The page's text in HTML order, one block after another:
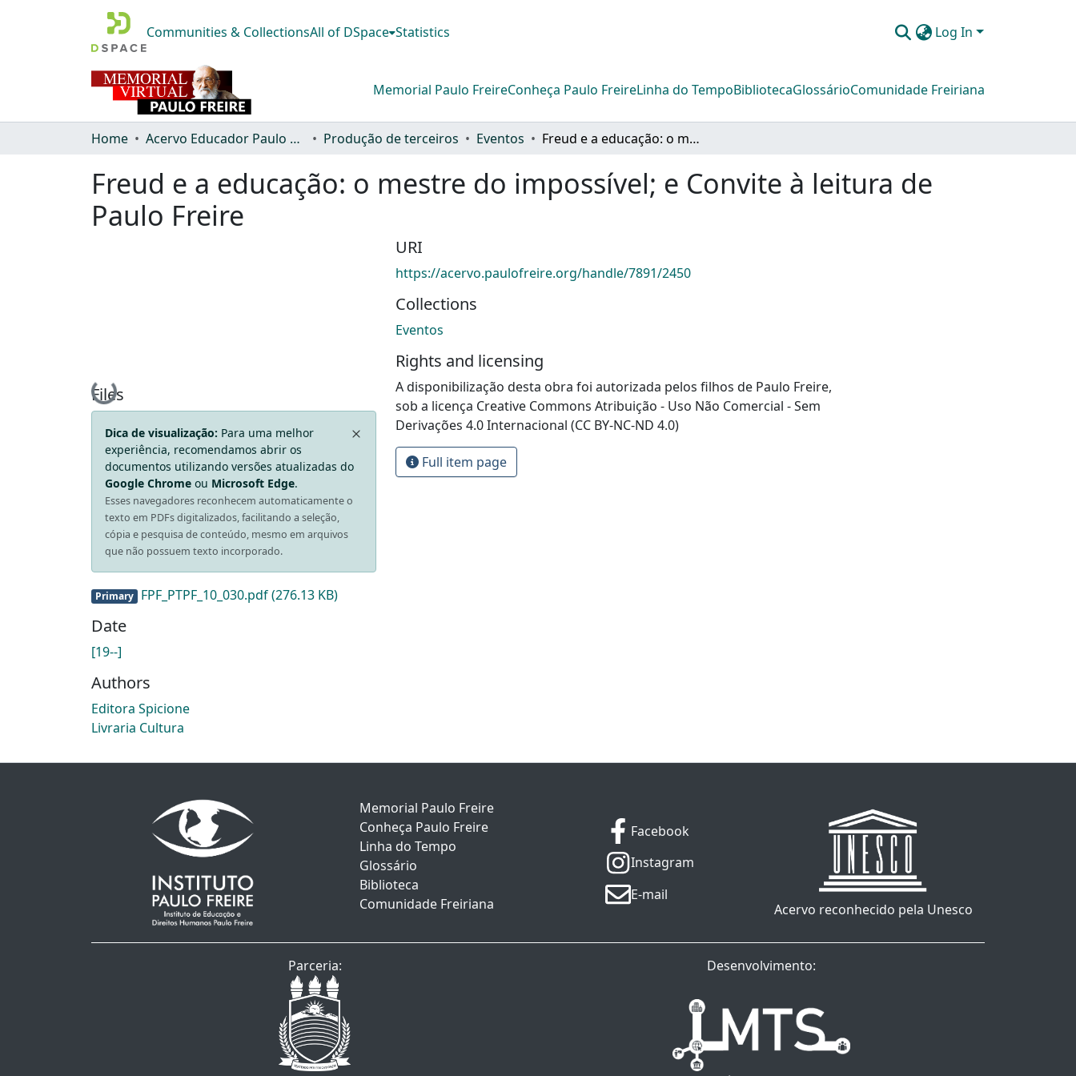
Communities & CollectionsAll of DSpace Statistics Log In
Memorial Paulo FreireConheça Paulo FreireLinha do TempoBibliotecaGlossárioComunidade Freiriana
Home Acervo Educador Paulo Freire Produção de terceiros Eventos Freud e a educação: o mestre do impossível; e Convite à leitura de Paulo Freire
Freud e a educação: o mestre do impossível; e Convite à leitura de
Paulo Freire
Loading...
Files
Dica de visualização: Para uma melhor
experiência, recomendamos abrir os
documentos utilizando versões atualizadas do
Google Chrome ou Microsoft Edge.
Esses navegadores reconhecem automaticamente o
texto em PDFs digitalizados, facilitando a seleção,
cópia e pesquisa de conteúdo, mesmo em arquivos
que não possuem texto incorporado.
Primary FPF_PTPF_10_030.pdf(276.13 KB)
Date
[19--]
Authors
Editora Spicione
Livraria Cultura
URI
https://acervo.paulofreire.org/handle/7891/2450
Collections
Eventos
Rights and licensing
A disponibilização desta obra foi autorizada pelos filhos de Paulo Freire,
sob a licença Creative Commons Atribuição - Uso Não Comercial - Sem
Derivações 4.0 Internacional (CC BY-NC-ND 4.0)
Full item page
Memorial Paulo Freire
Conheça Paulo Freire
Linha do Tempo
Glossário
Biblioteca
Comunidade Freiriana
Facebook
Instagram
E-mail
Acervo reconhecido pela Unesco
Parceria: Desenvolvimento: